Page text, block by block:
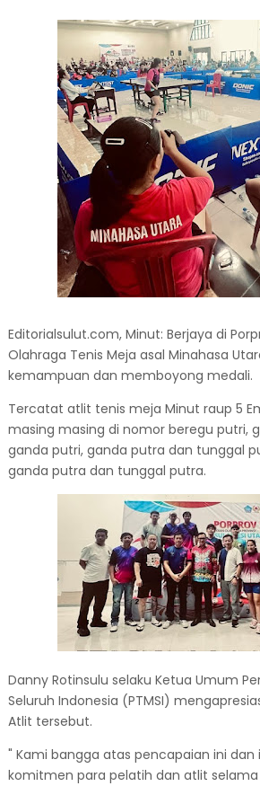
Editorialsulut.com, Minut: Berjaya di
Olahraga Tenis Meja asal Minahasa
kemampuan dan memboyong medali.
Tercatat atlit tenis meja Minut raup 5
masing masing di nomor beregu putri,
ganda putri, ganda putra dan tunggal
ganda putra dan tunggal putra.
Danny Rotinsulu selaku Ketua Umum
Seluruh Indonesia (PTMSI)
Atlit tersebut.
" Kami bangga atas pencapaian ini dan
komitmen para pelatih dan atlit